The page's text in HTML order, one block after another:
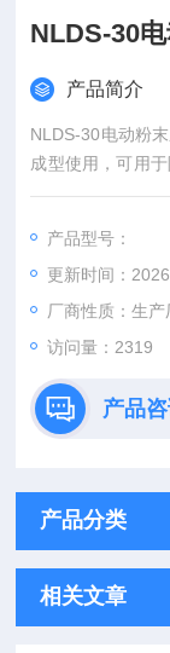
NLDS-30
产品简介
NLDS-30电动粉
成型使用，可用
产品有手动加压
产品型号：
更新时间：
厂商性质：生产
访问量：2319
产品
产品分类
相关文章